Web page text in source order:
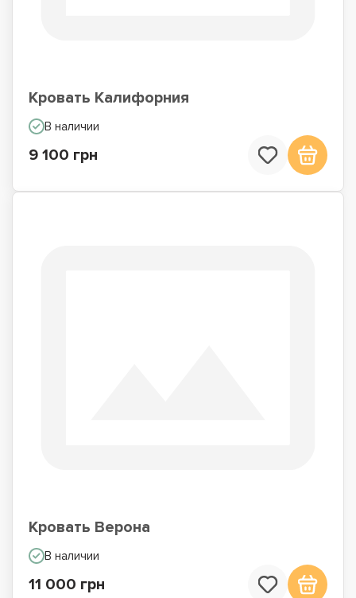
Кровать Калифорния
В наличии
9 100 грн
Кровать Верона
В наличии
11 000 грн